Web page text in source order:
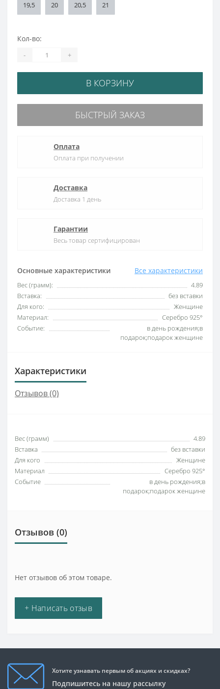
Основные характеристики Все характеристики
Вес (грамм):
4.89
Вставка:
без вставки
Для кого:
Женщине
Материал:
Серебро 925°
Событие:
в день рождения;в
подарок;подарок женщине
19,5 20 20,5 21
Кол-во:
- +
В КОРЗИНУ
БЫСТРЫЙ ЗАКАЗ
Оплата
Оплата при получении
Доставка
Доставка 1 день
Гарантии
Весь товар сертифицирован
Характеристики
Отзывов (0)
Вес (грамм)
4.89
Вставка
без вставки
Для кого
Женщине
Материал
Серебро 925°
Событие
в день рождения;в
подарок;подарок женщине
Отзывов (0)
Нет отзывов об этом товаре.
+ Написать отзыв
Хотите узнавать первым об акциях и скидках?
Подпишитесь на нашу рассылку